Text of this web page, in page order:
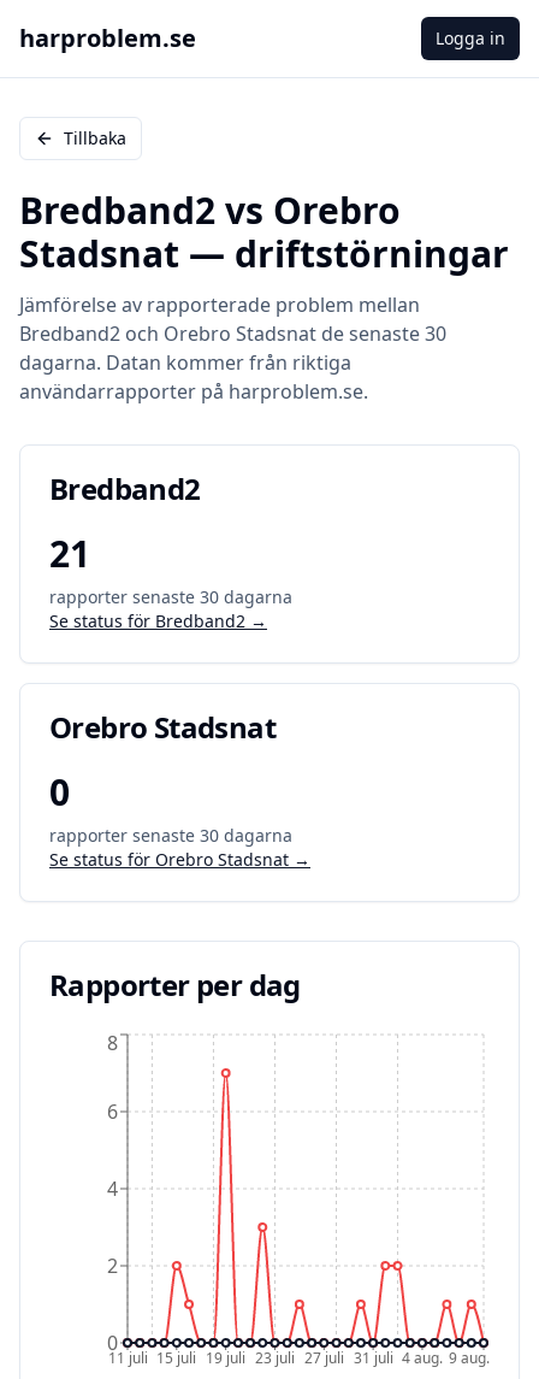
harproblem.se Logga in
Tillbaka
Bredband2vs Orebro
Stadsnat — driftstörningar
Jämförelse av rapporterade problem mellan
Bredband2 och Orebro Stadsnat de senaste 30
dagarna. Datan kommer från riktiga
användarrapporter på harproblem.se.
Bredband2
21
rapporter senaste 30 dagarna
Se status för Bredband2 →
Orebro Stadsnat
0
rapporter senaste 30 dagarna
Se status för Orebro Stadsnat →
Rapporter per dag
11 juli 15 juli 19 juli 23 juli 27 juli 31 juli 4 aug. 9 aug.
0
2
4
6
8